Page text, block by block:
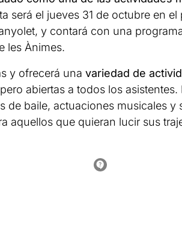
será el jueves 31 de octubre en el
y contará con una
les Ànimes.
y ofrecerá una variedad de
abiertas a todos los asistentes.
de baile, actuaciones musicales y
aquellos que quieran lucir sus